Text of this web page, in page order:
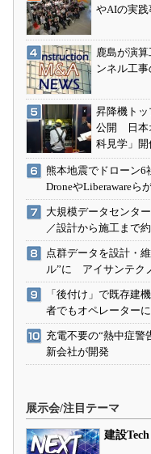
やAIの実
鹿島が演
ンネル工
昇降機トッ
公開 日本
科見学」開
熊本地震でドローン6
DroneやLiberawareら
大規模データセンタ
／設計から施工まで
点群データを設計・
ル”に アイサンテク
「後付け」で既存建
者でもオペレーターに
充電不要の“熱中症警
新会社が開発
展示会/注目テーマ
建設